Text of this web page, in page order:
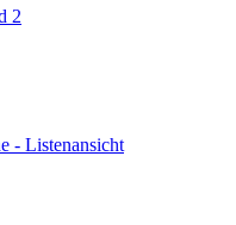
2
- Listenansicht